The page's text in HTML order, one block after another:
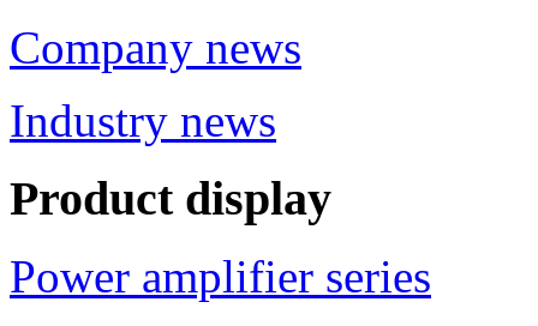
Company news
Industry news
Product display
Power amplifier series